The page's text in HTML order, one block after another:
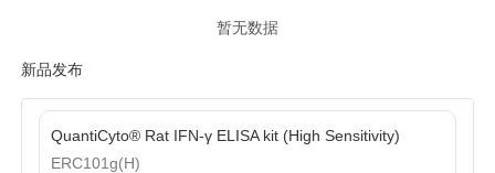
ELISA代测
Luminex®多因子检测服务
文献引用
暂无数据
新品发布
QuantiCyto® Rat IFN-γ ELISA kit (High Sensitivity)
ERC101g(H)